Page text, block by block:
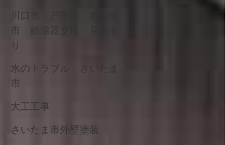
川口市 戸田市 春日部
市 給湯器交換 見積も
り
水のトラブル さいたま
市
大工工事
さいたま市外壁塗装